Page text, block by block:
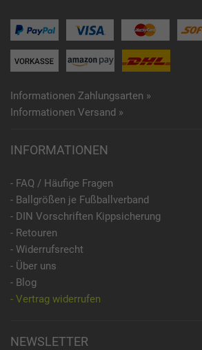
Informationen Zahlungsarten »
Informationen Versand »
INFORMATIONEN
- FAQ / Häufige Fragen
- Ballgrößen je Fußballverband
- DIN Vorschriften Kippsicherung
- Retouren
- Widerrufsrecht
- Über uns
- Blog
- Vertrag widerrufen
NEWSLETTER